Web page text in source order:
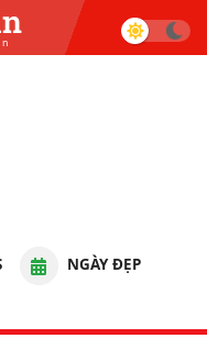
NGÀY ĐẸP